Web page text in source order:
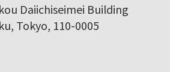
Daiichiseimei Building
Tokyo, 110-0005